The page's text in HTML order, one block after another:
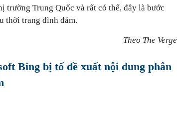
Trung Quốc và rất có thể, đây là bước
thời trang đình đám.
Theo The Verge
Bing bị tố đề xuất nội dung phân